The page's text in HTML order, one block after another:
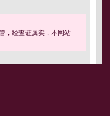
，经查证属实，本网站